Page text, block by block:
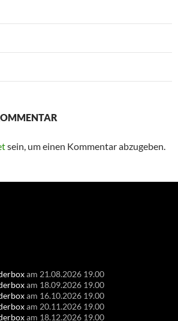
sein, um einen Kommentar abzugeben.
am 21.08.2026 19.00
am 18.09.2026 19.00
am 16.10.2026 19.00
am 20.11.2026 19.00
am 18.12.2026 19.00